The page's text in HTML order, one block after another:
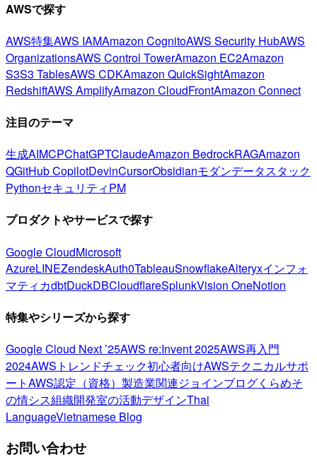
AWSで探す
AWS特集AWS IAMAmazon CognitoAWS Security HubAWS
OrganizationsAWS Control TowerAmazon EC2Amazon
S3S3 TablesAWS CDKAmazon QuickSightAmazon
RedshiftAWS AmplifyAmazon CloudFrontAmazon Connect
注目のテーマ
生成AIMCPChatGPTClaudeAmazon BedrockRAGAmazon
QGitHub CopilotDevinCursorObsidianモダンデータスタック
PythonセキュリティPM
プロダクトやサービスで探す
Google CloudMicrosoft
AzureLINEZendeskAuth0TableauSnowflakeAlteryxインフォ
マティカdbtDuckDBCloudflareSplunkVision OneNotion
特集やシリーズから探す
Google Cloud Next ’25AWS re:Invent 2025AWS再入門
2024AWSトレンドチェック初心者向けAWSテクニカルサポ
ートAWS認定（資格） 製造業関連ジョインブログくらめそ
の情シス組織開発室の活動デザインThai
LanguageVietnamese Blog
お問い合わせ